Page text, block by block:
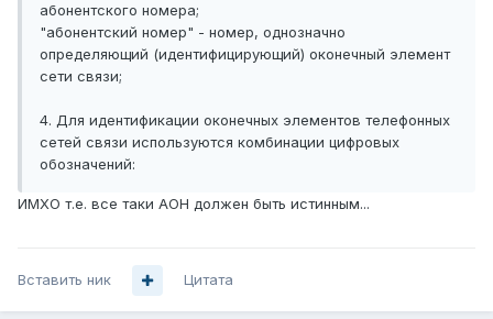
абонентского номера;
"абонентский номер" - номер, однозначно
определяющий (идентифицирующий) оконечный элемент
сети связи;
4. Для идентификации оконечных элементов телефонных
сетей связи используются комбинации цифровых
обозначений:
ИМХО т.е. все таки АОН должен быть истинным...
Вставить ник Цитата